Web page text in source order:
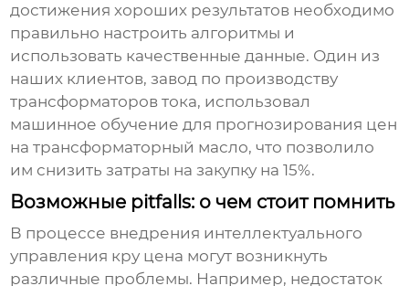
достижения хороших результатов необходимо
правильно настроить алгоритмы и
использовать качественные данные. Один из
наших клиентов, завод по производству
трансформаторов тока, использовал
машинное обучение для прогнозирования цен
на трансформаторный масло, что позволило
им снизить затраты на закупку на 15%.
Возможные pitfalls: о чем стоит помнить
В процессе внедрения интеллектуального
управления кру цена могут возникнуть
различные проблемы. Например, недостаток